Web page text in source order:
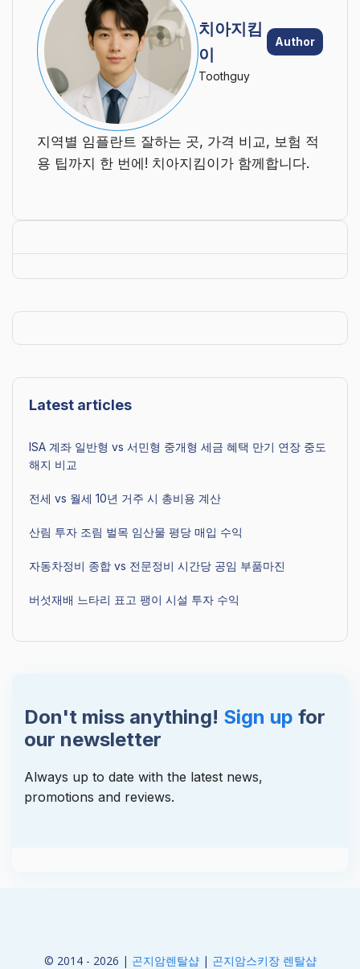
치아지킴
이
Author
Toothguy
지역별 임플란트 잘하는 곳, 가격 비교, 보험 적
용 팁까지 한 번에! 치아지킴이가 함께합니다.
Latest articles
ISA 계좌 일반형 vs 서민형 중개형 세금 혜택 만기 연장 중도
해지 비교
전세 vs 월세 10년 거주 시 총비용 계산
산림 투자 조림 벌목 임산물 평당 매입 수익
자동차정비 종합 vs 전문정비 시간당 공임 부품마진
버섯재배 느타리 표고 팽이 시설 투자 수익
Don't miss anything! Sign up for
our newsletter
Always up to date with the latest news,
promotions and reviews.
© 2014 - 2026 | 곤지암렌탈샵| 곤지암스키장 렌탈샵